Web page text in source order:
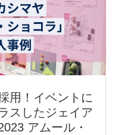
用！イベントに
スしたジェイア
アムール・